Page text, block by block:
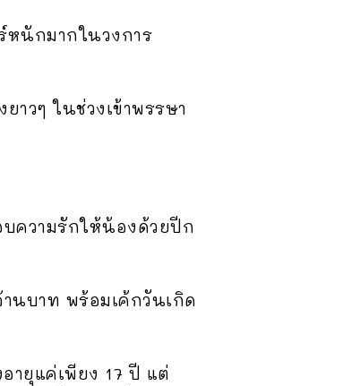
หนักมากในวงการ
วๆ ในช่วงเข้าพรรษา
ความรักให้น้องด้วยปีก
นบาท พร้อมเค้กวันเกิด
ายุแค่เพียง 17 ปี แต่